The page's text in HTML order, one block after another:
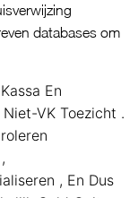
databases om
En
VK Toezicht .
, En Dus